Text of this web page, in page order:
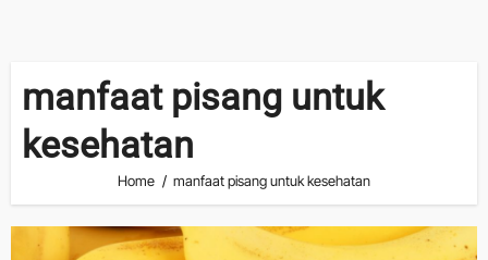
manfaat pisang untuk
kesehatan
Home manfaat pisang untuk kesehatan